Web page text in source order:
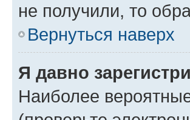
не получили, то
Вернуться наверх
Я давно
Наиболее